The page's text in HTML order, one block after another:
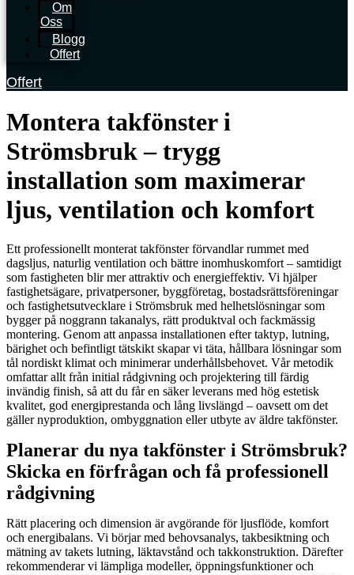
Om
Oss
Blogg
Offert
Offert
Montera takfönster i
Strömsbruk – trygg
installation som maximerar
ljus, ventilation och komfort
Ett professionellt monterat takfönster förvandlar rummet med
dagsljus, naturlig ventilation och bättre inomhuskomfort – samtidigt
som fastigheten blir mer attraktiv och energieffektiv. Vi hjälper
fastighetsägare, privatpersoner, byggföretag, bostadsrättsföreningar
och fastighetsutvecklare i Strömsbruk med helhetslösningar som
bygger på noggrann takanalys, rätt produktval och fackmässig
montering. Genom att anpassa installationen efter taktyp, lutning,
bärighet och befintligt tätskikt skapar vi täta, hållbara lösningar som
tål nordiskt klimat och minimerar underhållsbehovet. Vår metodik
omfattar allt från initial rådgivning och projektering till färdig
invändig finish, så att du får en säker leverans med hög estetisk
kvalitet, god energiprestanda och lång livslängd – oavsett om det
gäller nyproduktion, ombyggnation eller utbyte av äldre takfönster.
Planerar du nya takfönster i Strömsbruk?
Skicka en förfrågan och få professionell
rådgivning
Rätt placering och dimension är avgörande för ljusflöde, komfort
och energibalans. Vi börjar med behovsanalys, takbesiktning och
mätning av takets lutning, läktavstånd och takkonstruktion. Därefter
rekommenderar vi lämpliga modeller, öppningsfunktioner och